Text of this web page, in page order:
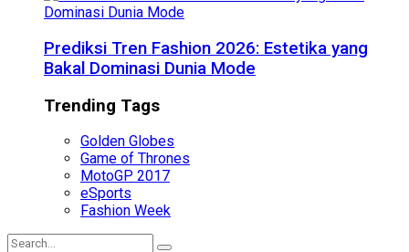
Prediksi Tren Fashion 2026: Estetika yang
Bakal Dominasi Dunia Mode
Trending Tags
Golden Globes
Game of Thrones
MotoGP 2017
eSports
Fashion Week